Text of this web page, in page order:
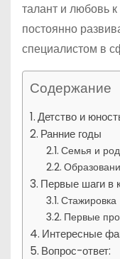
талант и любовь
постоянно
специалистом в
Содержание
Детство и
Ранние годы
Семья и
Первые шаги в
Стажировка
Первые
Интересные
Вопрос-ответ: